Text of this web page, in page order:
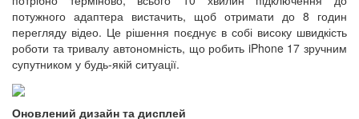
потужного адаптера вистачить, щоб отримати до 8 годин
перегляду відео. Це рішення поєднує в собі високу швидкість
роботи та тривалу автономність, що робить iPhone 17 зручним
супутником у будь-якій ситуації.
Оновлений дизайн та дисплей